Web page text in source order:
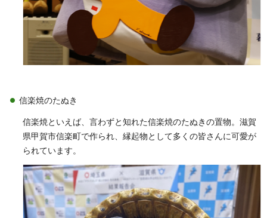
信楽焼のたぬき
信楽焼といえば、言わずと知れた信楽焼のたぬきの置物。滋賀
県甲賀市信楽町で作られ、縁起物として多くの皆さんに可愛が
られています。